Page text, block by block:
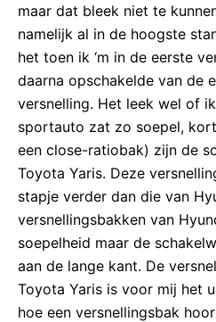
maar dat bleek niet te
namelijk al in de hoogste
het toen ik ‘m in de eerste
daarna opschakelde van de
versnelling. Het leek wel of
sportauto zat zo soepel,
een close-ratiobak) zijn de
Toyota Yaris. Deze
stapje verder dan die van
versnellingsbakken van
soepelheid maar de
aan de lange kant. De
Toyota Yaris is voor mij het
hoe een versnellingsbak